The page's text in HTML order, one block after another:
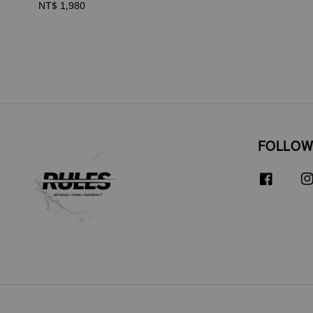
Regular
NT$ 1,980